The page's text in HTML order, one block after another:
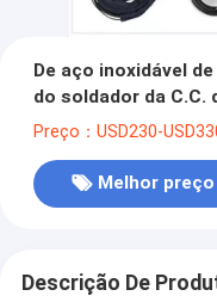
De aço inoxidável
do soldador da C.C.
Preço：USD230-
Melhor preço
Descrição De